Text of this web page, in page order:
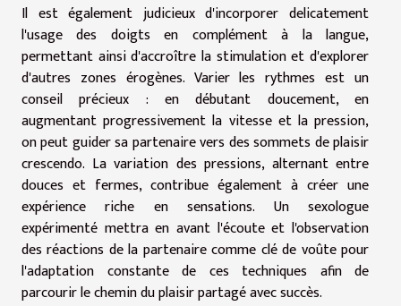
Il est également judicieux d'incorporer delicatement
l'usage des doigts en complément à la langue,
permettant ainsi d'accroître la stimulation et d'explorer
d'autres zones érogènes. Varier les rythmes est un
conseil précieux : en débutant doucement, en
augmentant progressivement la vitesse et la pression,
on peut guider sa partenaire vers des sommets de plaisir
crescendo. La variation des pressions, alternant entre
douces et fermes, contribue également à créer une
expérience riche en sensations. Un sexologue
expérimenté mettra en avant l'écoute et l'observation
des réactions de la partenaire comme clé de voûte pour
l'adaptation constante de ces techniques afin de
parcourir le chemin du plaisir partagé avec succès.